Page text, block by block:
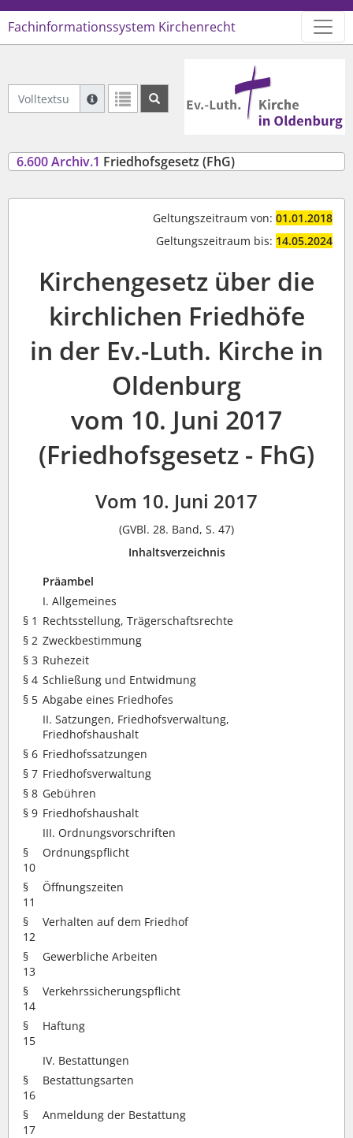
Fachinformationssystem Kirchenrecht
Volltextsuche Archiviertes Recht
Suche mit Platzhalter "*", Bsp. Pfarrer*, findet
Weitere Suchoperatoren finden Sie in unserer Hilfe.
Logo Ev.-Luth. Kirche in
6.600 Archiv.1 Friedhofsgesetz (FhG)
Geltungszeitraum von: 01.01.2018
Geltungszeitraum bis: 14.05.2024
Kirchengesetz über die
kirchlichen Friedhöfe
in der Ev.-Luth. Kirche in
Oldenburg
vom 10. Juni 2017
(Friedhofsgesetz - FhG)
Vom 10. Juni 2017
(GVBl. 28. Band, S. 47)
Inhaltsverzeichnis
Präambel
I. Allgemeines
§ 1 Rechtsstellung, Trägerschaftsrechte
§ 2 Zweckbestimmung
§ 3 Ruhezeit
§ 4 Schließung und Entwidmung
§ 5 Abgabe eines Friedhofes
II. Satzungen, Friedhofsverwaltung,
Friedhofshaushalt
§ 6 Friedhofssatzungen
§ 7 Friedhofsverwaltung
§ 8 Gebühren
§ 9 Friedhofshaushalt
III. Ordnungsvorschriften
§
10
Ordnungspflicht
§
11
Öffnungszeiten
§
12
Verhalten auf dem Friedhof
§
13
Gewerbliche Arbeiten
§
14
Verkehrssicherungspflicht
§
15
Haftung
IV. Bestattungen
§
16
Bestattungsarten
§
17
Anmeldung der Bestattung